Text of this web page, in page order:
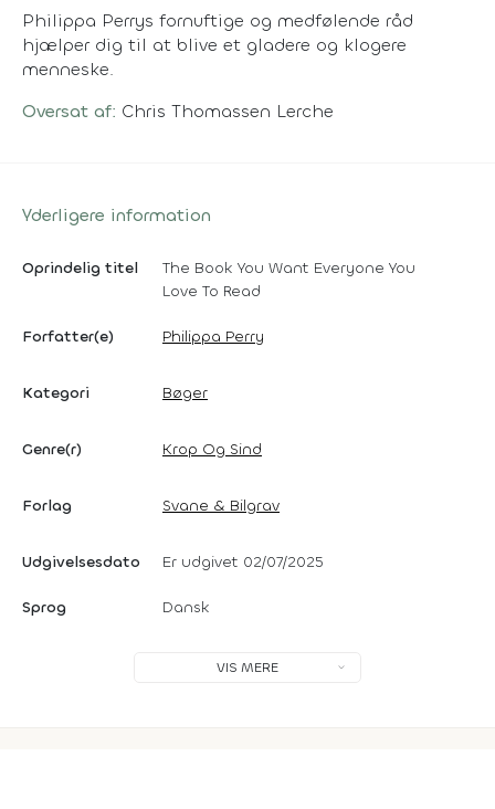
Philippa Perrys fornuftige og medfølende råd
hjælper dig til at blive et gladere og klogere
menneske.
Oversat af: Chris Thomassen Lerche
Yderligere information
Oprindelig titel
The Book You Want Everyone You
Love To Read
Forfatter(e) Philippa Perry
Kategori Bøger
Genre(r) Krop Og Sind
Forlag Svane & Bilgrav
Udgivelsesdato Er udgivet 02/07/2025
Sprog Dansk
VIS MERE